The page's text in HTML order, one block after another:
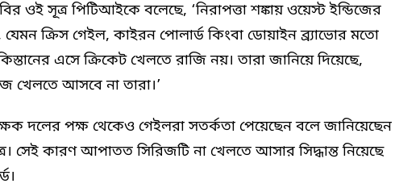
ওই সূত্র পিটিআইকে বলেছে, ‘নিরাপত্তা শঙ্কায় ওয়েস্ট ইন্ডিজের
ক্রিস গেইল, কাইরন পোলার্ড কিংবা ডোয়াইন ব্র্যাভোর মতো
এসে ক্রিকেট খেলতে রাজি নয়। তারা জানিয়ে দিয়েছে,
খেলতে আসবে না তারা।’
দলের পক্ষ থেকেও গেইলরা সতর্কতা পেয়েছেন বলে জানিয়েছেন
সেই কারণ আপাতত সিরিজটি না খেলতে আসার সিদ্ধান্ত নিয়েছে